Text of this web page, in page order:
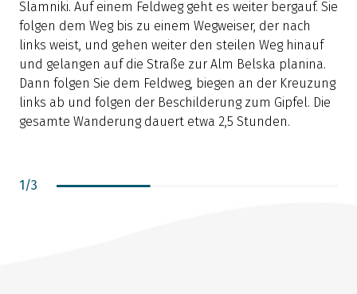
Slamniki. Auf einem Feldweg geht es weiter bergauf. Sie
folgen dem Weg bis zu einem Wegweiser, der nach
links weist, und gehen weiter den steilen Weg hinauf
und gelangen auf die Straße zur Alm Belska planina.
Dann folgen Sie dem Feldweg, biegen an der Kreuzung
links ab und folgen der Beschilderung zum Gipfel. Die
gesamte Wanderung dauert etwa 2,5 Stunden.
1/3